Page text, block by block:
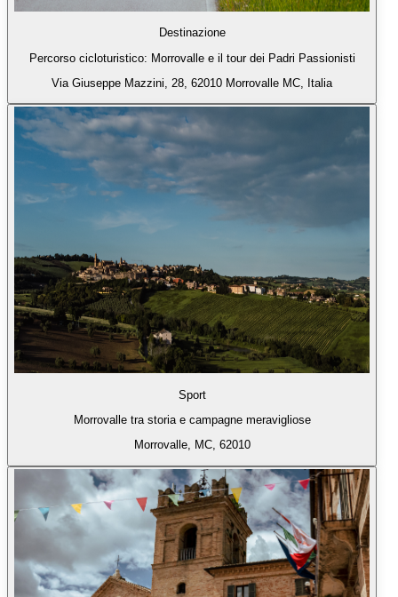
Destinazione
Percorso cicloturistico: Morrovalle e il tour dei Padri Passionisti
Via Giuseppe Mazzini, 28, 62010 Morrovalle MC, Italia
Sport
Morrovalle tra storia e campagne meravigliose
Morrovalle, MC, 62010